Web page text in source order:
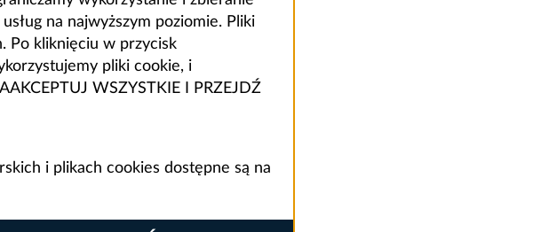
na najwyższym poziomie. Pliki
Po kliknięciu w przycisk
pliki cookie, i
WSZYSTKIE I PRZEJDŹ
i plikach cookies dostępne są na